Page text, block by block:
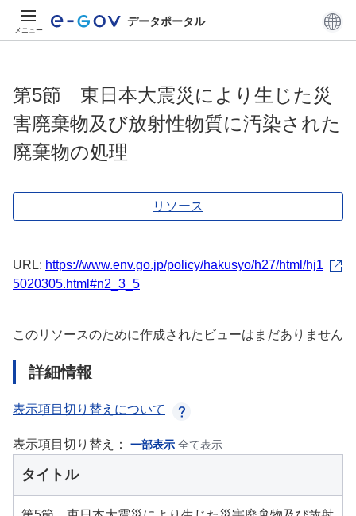
メニュー
データポータル
第5節 東日本大震災により生じた災
害廃棄物及び放射性物質に汚染された
廃棄物の処理
リソース
URL: https://www.env.go.jp/policy/hakusyo/h27/html/hj1
5020305.html#n2_3_5
このリソースのために作成されたビューはまだありません
詳細情報
表示項目切り替えについて
表示項目切り替え： 一部表示 全て表示
タイトル